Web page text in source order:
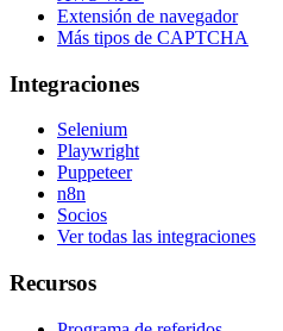
Extensión de navegador
Más tipos de CAPTCHA
Integraciones
Selenium
Playwright
Puppeteer
n8n
Socios
Ver todas las integraciones
Recursos